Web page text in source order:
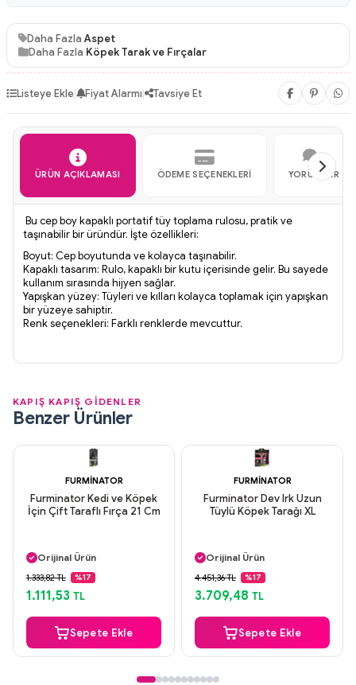
Daha FazlaAspet
Daha Fazla Köpek Tarak ve Fırçalar
Listeye Ekle| Fiyat Alarmı| Tavsiye Et
ÜRÜN AÇIKLAMASI ÖDEME SEÇENEKLERI YORUMLAR
Bu cep boy kapaklı portatif tüy toplama rulosu, pratik ve
taşınabilir bir üründür. İşte özellikleri:
Boyut: Cep boyutunda ve kolayca taşınabilir.
Kapaklı tasarım: Rulo, kapaklı bir kutu içerisinde gelir. Bu sayede
kullanım sırasında hijyen sağlar.
Yapışkan yüzey: Tüyleri ve kılları kolayca toplamak için yapışkan
bir yüzeye sahiptir.
Renk seçenekleri: Farklı renklerde mevcuttur.
KAPIŞ KAPIŞ GİDENLER
Benzer Ürünler
FURMINATOR
Furminator Kedi ve Köpek
İçin Çift Taraflı Fırça 21 Cm
Orijinal Ürün
Güvenli Ödeme
Aynı Gün Kargo
1.333,82 TL %17
1.111,53 TL
Sepete Ekle
FURMINATOR
Furminator Dev Irk Uzun
Tüylü Köpek Tarağı XL
Orijinal Ürün
Güvenli Ödeme
Aynı Gün Kargo
4.451,36 TL %17
3.709,48 TL
Sepete Ekle